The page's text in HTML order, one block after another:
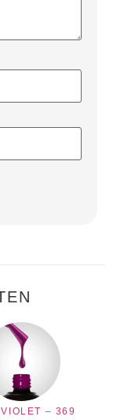
– 369